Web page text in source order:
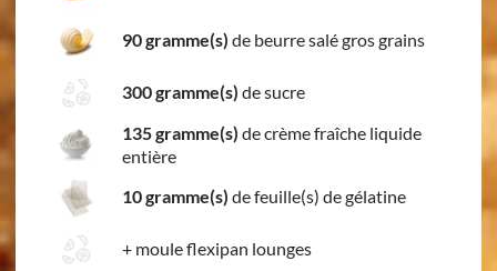
90 gramme(s) de beurre salé gros grains
300 gramme(s) de sucre
135 gramme(s) de crème fraîche liquide
entière
10 gramme(s) de feuille(s) de gélatine
+ moule flexipan lounges